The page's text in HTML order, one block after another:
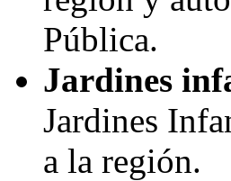
Pública.
Jardines
Jardines
a la región.